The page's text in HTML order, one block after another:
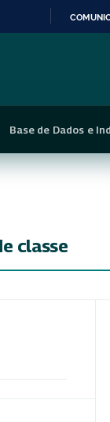
Base de Dados e
classe